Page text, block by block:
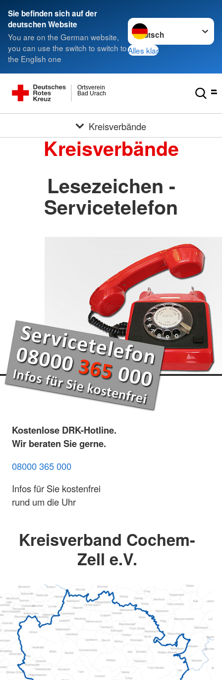
Sie befinden sich auf der
deutschen Website
You are on the German website,
you can use the switch to switch to
the English one
Sprache wechseln zu
Alles klar
Bad Urach
Ortsverein
Kreisverbände
Kreisverbände
Lesezeichen -
Servicetelefon
Kostenlose DRK-Hotline.
Wir beraten Sie gerne.
08000 365 000
Infos für Sie kostenfrei
rund um die Uhr
Kreisverband Cochem-
Zell e.V.